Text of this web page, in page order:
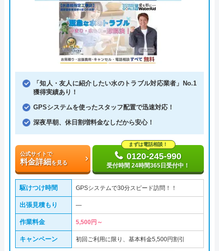
「知人・友人に紹介したい水のトラブル対応業者」No.1
獲得実績あり！
GPSシステムを使ったスタッフ配置で迅速対応！
深夜早朝、休日割増料金なしだから安心！
公式サイトで
料金詳細を見る
まずは電話相談！
0120-245-990
受付時間 24時間365日受付中！
駆けつけ時間 GPSシステムで30分スピード訪問！！
出張見積もり ―
作業料金 5,500円～
キャンペーン 初回ご利用に限り、基本料金5,500円割引